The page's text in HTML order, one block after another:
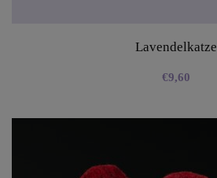
Lavendelkatze
€9,60